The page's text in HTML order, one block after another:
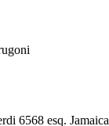
6568 esq. Jamaica